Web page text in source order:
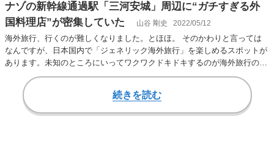
ナゾの新幹線通過駅「三河安城」周辺に“ガチすぎる外
国料理店”が密集していた
山谷 剛史 2022/05/12
海外旅行、行くのが難しくなりました。とほほ。 そのかわりと言っては
なんですが、日本国内で「ジェネリック海外旅行」を楽しめるスポットが
あります。未知のところにいってワクワクドキドキするのが海外旅行の醍
醐味だと思うので…
続きを読む